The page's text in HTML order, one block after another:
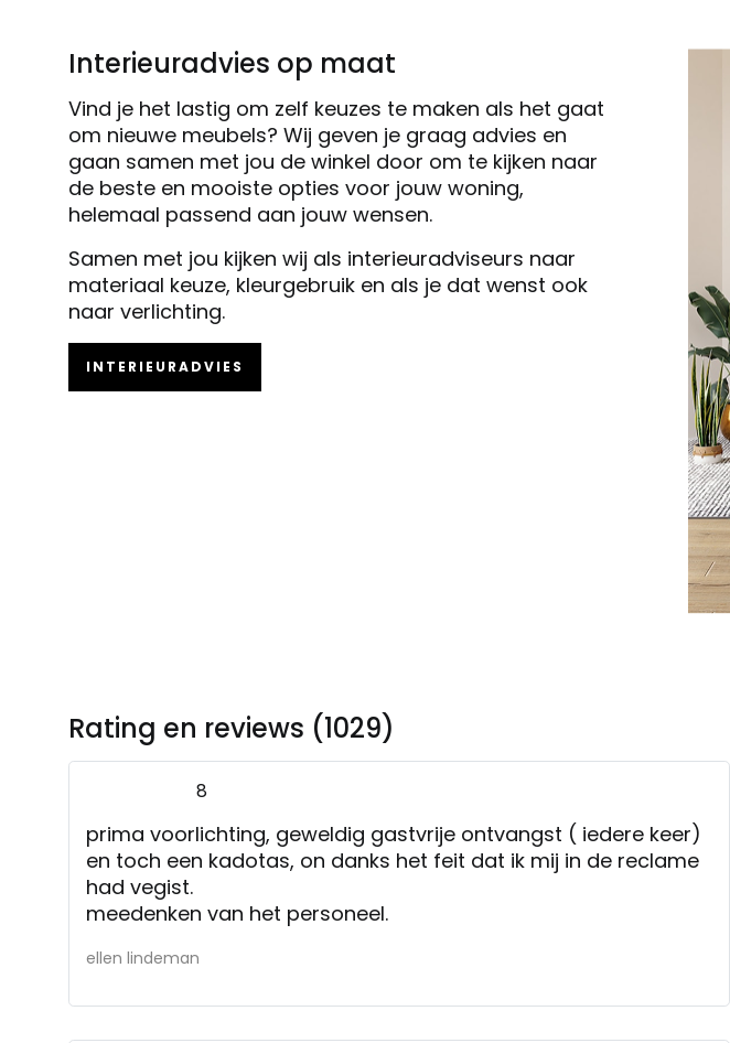
Interieuradvies op maat
Vind je het lastig om zelf keuzes te maken als het gaat
om nieuwe meubels? Wij geven je graag advies en
gaan samen met jou de winkel door om te kijken naar
de beste en mooiste opties voor jouw woning,
helemaal passend aan jouw wensen.
Samen met jou kijken wij als interieuradviseurs naar
materiaal keuze, kleurgebruik en als je dat wenst ook
naar verlichting.
INTERIEURADVIES
Rating en reviews (1029)
8
prima voorlichting, geweldig gastvrije ontvangst ( iedere keer)
en toch een kadotas, on danks het feit dat ik mij in de reclame
had vegist.
meedenken van het personeel.
ellen lindeman